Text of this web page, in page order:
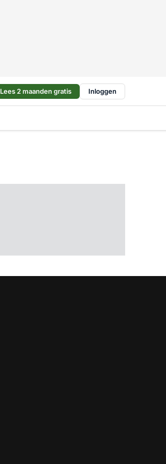
Lees 2 maanden gratis Inloggen